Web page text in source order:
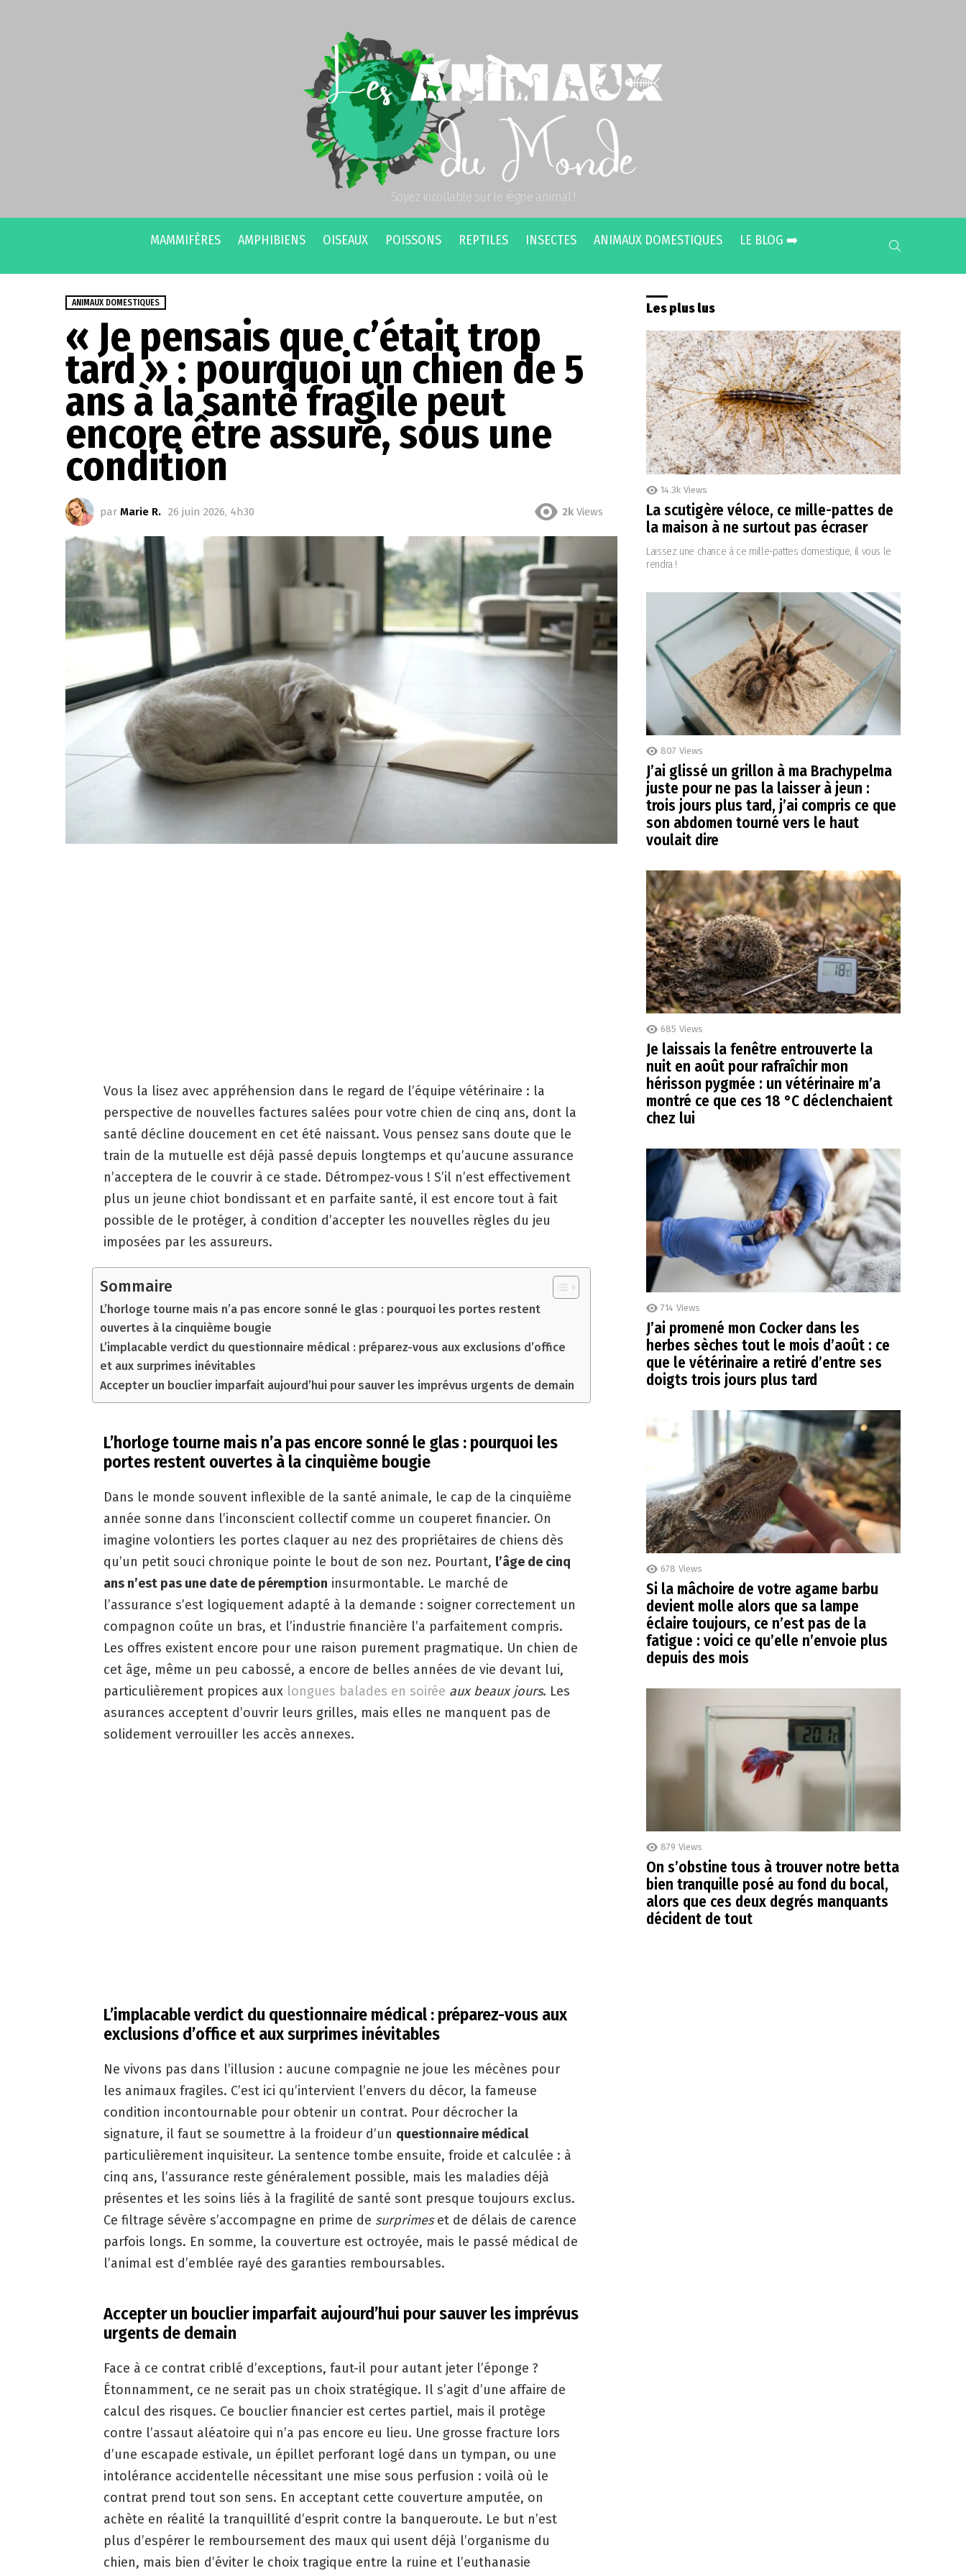
Soyez incollable sur le règne animal !
MAMMIFÈRES AMPHIBIENS OISEAUX POISSONS REPTILES INSECTES ANIMAUX DOMESTIQUES LE BLOG ➡️
ANIMAUX DOMESTIQUES
« Je pensais que c’était trop
tard » : pourquoi un chien de 5
ans à la santé fragile peut
encore être assuré, sous une
condition
par Marie R. 26 juin 2026, 4h30 2k Views
Vous la lisez avec appréhension dans le regard de l’équipe vétérinaire : la
perspective de nouvelles factures salées pour votre chien de cinq ans, dont la
santé décline doucement en cet été naissant. Vous pensez sans doute que le
train de la mutuelle est déjà passé depuis longtemps et qu’aucune assurance
n’acceptera de le couvrir à ce stade. Détrompez-vous ! S’il n’est effectivement
plus un jeune chiot bondissant et en parfaite santé, il est encore tout à fait
possible de le protéger, à condition d’accepter les nouvelles règles du jeu
imposées par les assureurs.
Sommaire
L’horloge tourne mais n’a pas encore sonné le glas : pourquoi les portes restent
ouvertes à la cinquième bougie
L’implacable verdict du questionnaire médical : préparez-vous aux exclusions d’office
et aux surprimes inévitables
Accepter un bouclier imparfait aujourd’hui pour sauver les imprévus urgents de demain
L’horloge tourne mais n’a pas encore sonné le glas : pourquoi les
portes restent ouvertes à la cinquième bougie
Dans le monde souvent inflexible de la santé animale, le cap de la cinquième
année sonne dans l’inconscient collectif comme un couperet financier. On
imagine volontiers les portes claquer au nez des propriétaires de chiens dès
qu’un petit souci chronique pointe le bout de son nez. Pourtant, l’âge de cinq
ans n’est pas une date de péremption insurmontable. Le marché de
l’assurance s’est logiquement adapté à la demande : soigner correctement un
compagnon coûte un bras, et l’industrie financière l’a parfaitement compris.
Les offres existent encore pour une raison purement pragmatique. Un chien de
cet âge, même un peu cabossé, a encore de belles années de vie devant lui,
particulièrement propices aux longues balades en soirée aux beaux jours. Les
asurances acceptent d’ouvrir leurs grilles, mais elles ne manquent pas de
solidement verrouiller les accès annexes.
L’implacable verdict du questionnaire médical : préparez-vous aux
exclusions d’office et aux surprimes inévitables
Ne vivons pas dans l’illusion : aucune compagnie ne joue les mécènes pour
les animaux fragiles. C’est ici qu’intervient l’envers du décor, la fameuse
condition incontournable pour obtenir un contrat. Pour décrocher la
signature, il faut se soumettre à la froideur d’un questionnaire médical
particulièrement inquisiteur. La sentence tombe ensuite, froide et calculée : à
cinq ans, l’assurance reste généralement possible, mais les maladies déjà
présentes et les soins liés à la fragilité de santé sont presque toujours exclus.
Ce filtrage sévère s’accompagne en prime de surprimeset de délais de carence
parfois longs. En somme, la couverture est octroyée, mais le passé médical de
l’animal est d’emblée rayé des garanties remboursables.
Accepter un bouclier imparfait aujourd’hui pour sauver les imprévus
urgents de demain
Face à ce contrat criblé d’exceptions, faut-il pour autant jeter l’éponge ?
Étonnamment, ce ne serait pas un choix stratégique. Il s’agit d’une affaire de
calcul des risques. Ce bouclier financier est certes partiel, mais il protège
contre l’assaut aléatoire qui n’a pas encore eu lieu. Une grosse fracture lors
d’une escapade estivale, un épillet perforant logé dans un tympan, ou une
intolérance accidentelle nécessitant une mise sous perfusion : voilà où le
contrat prend tout son sens. En acceptant cette couverture amputée, on
achète en réalité la tranquillité d’esprit contre la banqueroute. Le but n’est
plus d’espérer le remboursement des maux qui usent déjà l’organisme du
chien, mais bien d’éviter le choix tragique entre la ruine et l’euthanasie
Les plus lus
14.3k Views
La scutigère véloce, ce mille-pattes de
la maison à ne surtout pas écraser
Laissez une chance à ce mille-pattes domestique, il vous le
rendra !
807 Views
J’ai glissé un grillon à ma Brachypelma
juste pour ne pas la laisser à jeun :
trois jours plus tard, j’ai compris ce que
son abdomen tourné vers le haut
voulait dire
685 Views
Je laissais la fenêtre entrouverte la
nuit en août pour rafraîchir mon
hérisson pygmée : un vétérinaire m’a
montré ce que ces 18 °C déclenchaient
chez lui
714 Views
J’ai promené mon Cocker dans les
herbes sèches tout le mois d’août : ce
que le vétérinaire a retiré d’entre ses
doigts trois jours plus tard
678 Views
Si la mâchoire de votre agame barbu
devient molle alors que sa lampe
éclaire toujours, ce n’est pas de la
fatigue : voici ce qu’elle n’envoie plus
depuis des mois
879 Views
On s’obstine tous à trouver notre betta
bien tranquille posé au fond du bocal,
alors que ces deux degrés manquants
décident de tout